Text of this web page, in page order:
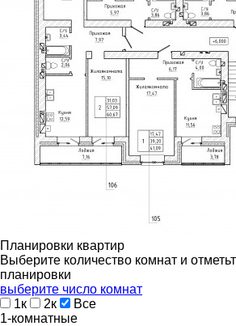
Планировки квартир
Выберите количество комнат и
планировки
выберите число комнат
1к
2к
Все
1-комнатные